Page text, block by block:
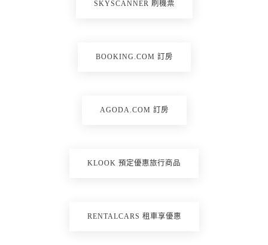
SKYSCANNER 刷機票
BOOKING.COM 訂房
AGODA.COM 訂房
KLOOK 預定優惠旅行商品
RENTALCARS 租車享優惠